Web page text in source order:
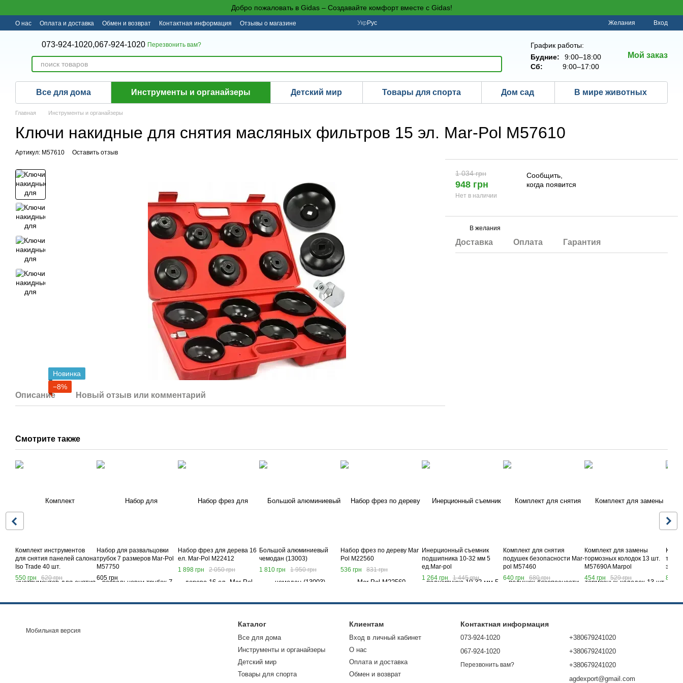
Добро пожаловать в Gidas – Создавайте комфорт вместе с Gidas!
О нас Оплата и доставка Обмен и возврат Контактная информация Отзывы о магазине Укр Рус Желания Вход
073-924-1020,067-924-1020 Перезвонить вам?
График работы:
Будние:
9:00–18:00
Сб:
9:00–17:00
Мой заказ
Все для дома Инструменты и органайзеры Детский мир Товары для спорта Дом сад В мире животных
Главная Инструменты и органайзеры
Ключи накидные для снятия масляных фильтров 15 эл. Mar-Pol M57610
Артикул: M57610 Оставить отзыв
Новинка
−8%
Описание Новый отзыв или комментарий
1 034 грн
948 грн
Нет в наличии
Сообщить,
когда появится
В желания
Доставка Оплата Гарантия
Смотрите также
Комплект инструментов
для снятия панелей салона
Iso Trade 40 шт.
550 грн
620 грн
Набор для развальцовки
трубок 7 размеров Mar-Pol
M57750
605 грн
Набор фрез для дерева 16
ел. Mar-Pol M22412
1 898 грн
2 050 грн
Большой алюминиевый
чемодан (13003)
1 810 грн
1 950 грн
Набор фрез по дереву Mar
Pol M22560
536 грн
831 грн
Инерционный съемник
подшипника 10-32 мм 5
ед.Mar-pol
1 264 грн
1 445 грн
Комплект для снятия
подушек безопасности Mar-
pol M57460
640 грн
680 грн
Комплект для замены
тормозных колодок 13 шт.
M57690A Marpol
454 грн
529 грн
894
Мобильная версия
Каталог
Все для дома
Инструменты и органайзеры
Детский мир
Товары для спорта
Клиентам
Вход в личный кабинет
О нас
Оплата и доставка
Обмен и возврат
Контактная информация
073-924-1020
067-924-1020
Перезвонить вам?
+380679241020
+380679241020
+380679241020
agdexport@gmail.com